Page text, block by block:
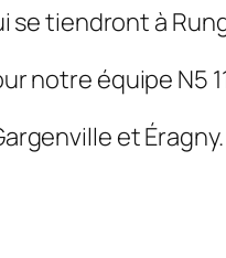
tiendront à
notre équipe N5
et